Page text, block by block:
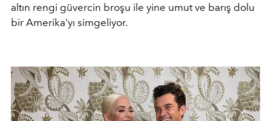
altın rengi güvercin broşu ile yine umut ve barış dolu
bir Amerika'yı simgeliyor.